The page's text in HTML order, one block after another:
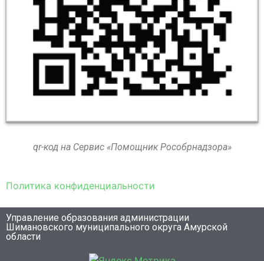
qr-код на Сервис «Помощник Рособрнадзора»
Политика конфиденциальности
Управление образования администрации
Шимановского муниципального округа Амурской
области